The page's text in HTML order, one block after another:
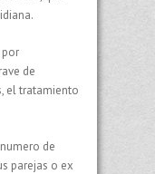
de
el tratamiento
de
parejas o ex